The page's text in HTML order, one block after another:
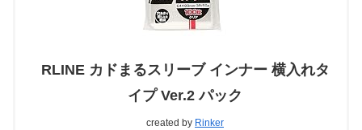
RLINE カドまるスリーブ インナー 横入れタ
イプ Ver.2 パック
created by Rinker